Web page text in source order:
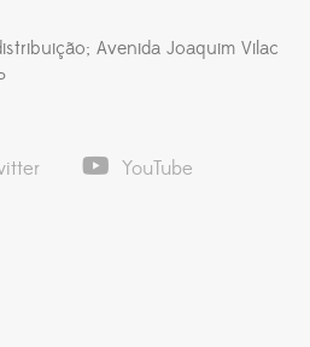
Avenida Joaquim Vilac
YouTube